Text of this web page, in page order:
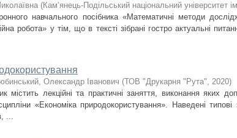
(Кам’янець-Подільський національний університет
навчального посібника «Математичні методи
робота» у тім, що в тексті зібрані гостро актуальні
Олександр Іванович (ТОВ "Друкарня "Рута", 2020)
містить лекційні та практичні заняття, виконання яких
«Економіка природокористування». Наведені типові
...